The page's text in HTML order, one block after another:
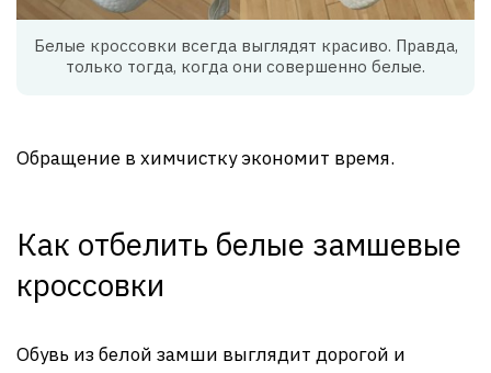
Белые кроссовки всегда выглядят красиво. Правда,
только тогда, когда они совершенно белые.
Обращение в химчистку экономит время.
Как отбелить белые замшевые
кроссовки
Обувь из белой замши выглядит дорогой и